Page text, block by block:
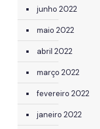
junho 2022
maio 2022
abril 2022
março 2022
fevereiro 2022
janeiro 2022